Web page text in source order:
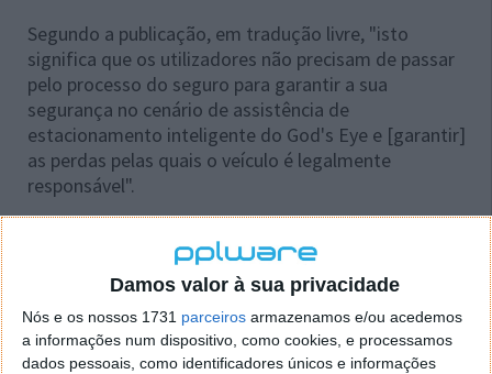
Damos valor à sua privacidade
Nós e os nossos 1731 parceiros armazenamos e/ou acedemos
a informações num dispositivo, como cookies, e processamos
dados pessoais, como identificadores únicos e informações
Segundo a publicação, em tradução livre, "isto
significa que os utilizadores não precisam de passar
pelo processo do seguro para garantir a sua
segurança no cenário de assistência de
estacionamento inteligente do God's Eye e [garantir]
as perdas pelas quais o veículo é legalmente
responsável".
tecnologia God's Eye, e demonstra a sua atitude de
responsabilidade perante os consumidores para
proteger a sua segurança em cada estacionamento
inteligente".